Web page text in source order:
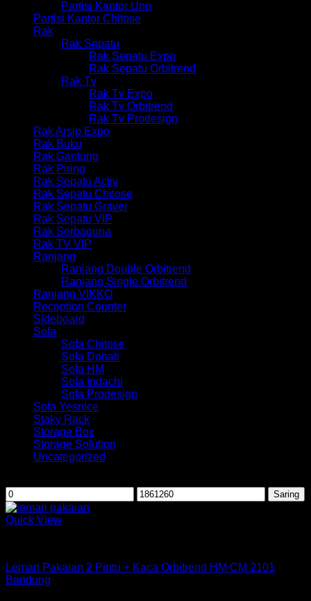
Partisi Kantor Uno
Partisi Kantor Chitose
Rak
Rak Sepatu
Rak Sepatu Expo
Rak Sepatu Orbitrend
Rak Tv
Rak Tv Expo
Rak Tv Orbitrend
Rak Tv Prodesign
Rak Arsip Expo
Rak Buku
Rak Gantung
Rak Piring
Rak Sepatu Activ
Rak Sepatu Chitose
Rak Sepatu Graver
Rak Sepatu VIP
Rak Serbaguna
Rak TV VIP
Ranjang
Ranjang Double Orbitrend
Ranjang Single Orbitrend
Ranjang VIKKO
Reception Counter
Sideboard
Sofa
Sofa Chitose
Sofa Donati
Sofa HM
Sofa Indachi
Sofa Prodesign
Sofa Yesnice
Staky Rack
Storage Box
Storage Solution
Uncategorized
Harga
terendah
Harga
tertinggi
Saring
Quick View
Lemari Pakaian 2 Pintu + Kaca Orbitrend HM CM 2101
Bandung